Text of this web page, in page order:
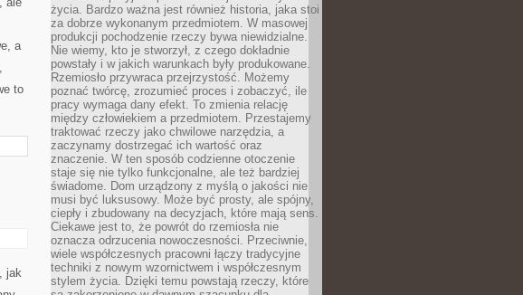
a
to
jak
życia. Bardzo ważna jest również historia, jaka stoi
za dobrze wykonanym przedmiotem. W masowej
produkcji pochodzenie rzeczy bywa niewidzialne.
Nie wiemy, kto je stworzył, z czego dokładnie
powstały i w jakich warunkach były produkowane.
Rzemiosło przywraca przejrzystość. Możemy
poznać twórcę, zrozumieć proces i zobaczyć, ile
pracy wymaga dany efekt. To zmienia relację
między człowiekiem a przedmiotem. Przestajemy
traktować rzeczy jako chwilowe narzędzia, a
zaczynamy dostrzegać ich wartość oraz
znaczenie. W ten sposób codzienne otoczenie
staje się nie tylko funkcjonalne, ale też bardziej
świadome. Dom urządzony z myślą o jakości nie
musi być luksusowy. Może być prosty, ale spójny,
ciepły i zbudowany na decyzjach, które mają sens.
Ciekawe jest to, że powrót do rzemiosła nie
oznacza odrzucenia nowoczesności. Przeciwnie,
wiele współczesnych pracowni łączy tradycyjne
techniki z nowym wzornictwem i współczesnym
stylem życia. Dzięki temu powstają rzeczy, które